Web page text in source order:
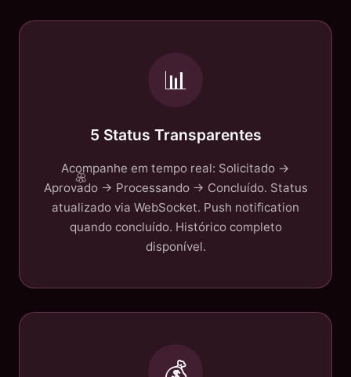
📊
5 Status Transparentes
Acompanhe em tempo real: Solicitado →
Aprovado → Processando → Concluído. Status
atualizado via WebSocket. Push notification
quando concluído. Histórico completo
disponível.